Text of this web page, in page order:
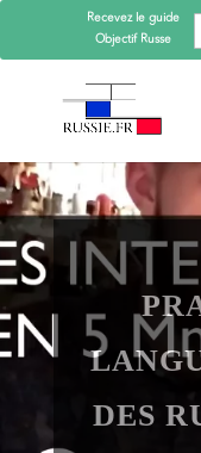
DES
Recevez le guide
ObjectifRusse